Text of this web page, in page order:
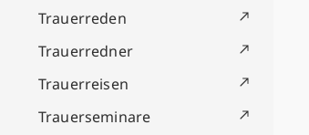
Trauerreden
Trauerredner
Trauerreisen
Trauerseminare